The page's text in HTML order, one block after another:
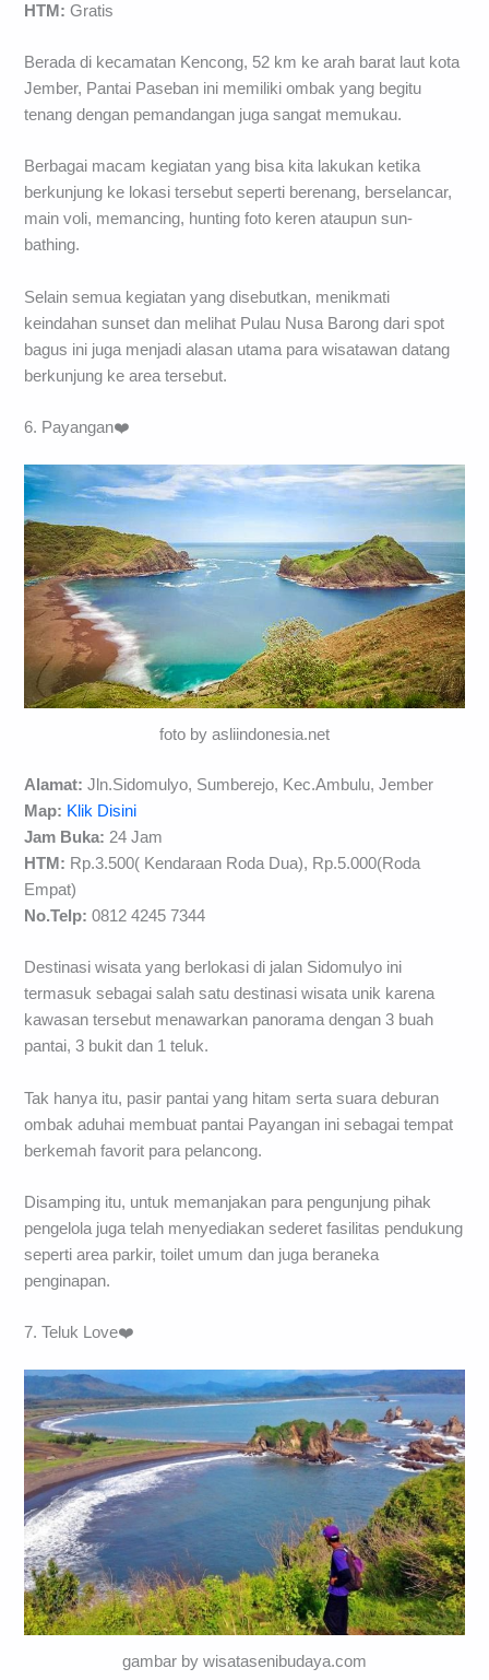
HTM: Gratis
Berada di kecamatan Kencong, 52 km ke arah barat laut kota
Jember, Pantai Paseban ini memiliki ombak yang begitu
tenang dengan pemandangan juga sangat memukau.
Berbagai macam kegiatan yang bisa kita lakukan ketika
berkunjung ke lokasi tersebut seperti berenang, berselancar,
main voli, memancing, hunting foto keren ataupun sun-
bathing.
Selain semua kegiatan yang disebutkan, menikmati
keindahan sunset dan melihat Pulau Nusa Barong dari spot
bagus ini juga menjadi alasan utama para wisatawan datang
berkunjung ke area tersebut.
6. Payangan❤️
foto by asliindonesia.net
Alamat: Jln.Sidomulyo, Sumberejo, Kec.Ambulu, Jember
Map: Klik Disini
Jam Buka: 24 Jam
HTM: Rp.3.500( Kendaraan Roda Dua), Rp.5.000(Roda
Empat)
No.Telp: 0812 4245 7344
Destinasi wisata yang berlokasi di jalan Sidomulyo ini
termasuk sebagai salah satu destinasi wisata unik karena
kawasan tersebut menawarkan panorama dengan 3 buah
pantai, 3 bukit dan 1 teluk.
Tak hanya itu, pasir pantai yang hitam serta suara deburan
ombak aduhai membuat pantai Payangan ini sebagai tempat
berkemah favorit para pelancong.
Disamping itu, untuk memanjakan para pengunjung pihak
pengelola juga telah menyediakan sederet fasilitas pendukung
seperti area parkir, toilet umum dan juga beraneka
penginapan.
7. Teluk Love❤️
gambar by wisatasenibudaya.com